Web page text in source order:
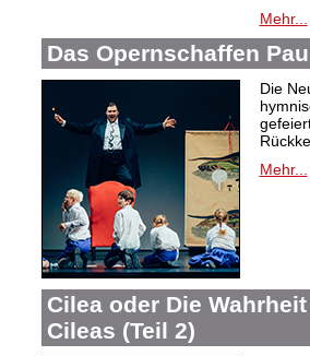
Mehr...
Das Opernschaffen
Die
Mehr...
Cilea oder Die
Cileas (Teil 2)